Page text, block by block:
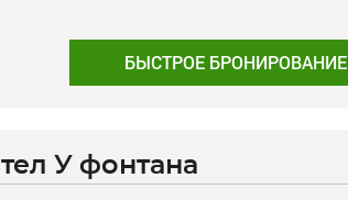
БЫСТРОЕ БРОНИРОВАНИЕ
У фонтана